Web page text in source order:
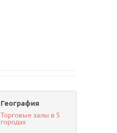
География
Торговые залы в 5
городах